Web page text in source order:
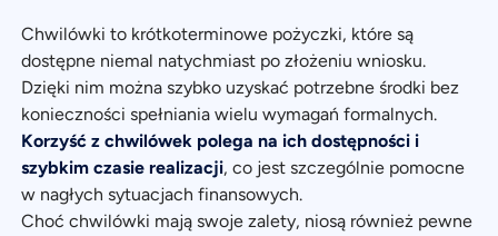
Chwilówki to krótkoterminowe pożyczki, które są
dostępne niemal natychmiast po złożeniu wniosku.
Dzięki nim można szybko uzyskać potrzebne środki bez
konieczności spełniania wielu wymagań formalnych.
Korzyść z chwilówek polega na ich dostępności i
szybkim czasie realizacji, co jest szczególnie pomocne
w nagłych sytuacjach finansowych.
Choć chwilówki mają swoje zalety, niosą również pewne